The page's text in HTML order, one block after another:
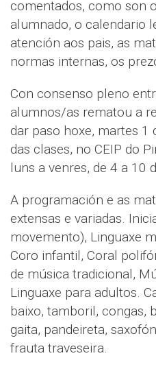
comentados, como son
alumnado, o calendario
atención aos pais, as
normas internas, os
Con consenso pleno
alumnos/as rematou a
dar paso hoxe, martes
das clases, no CEIP do
luns a venres, de 4 a 10
A programación e as
extensas e variadas.
movemento), Linguaxe
Coro infantil, Coral
de música tradicional,
Linguaxe para adultos.
baixo, tamboril, congas,
gaita, pandeireta,
frauta traveseira.